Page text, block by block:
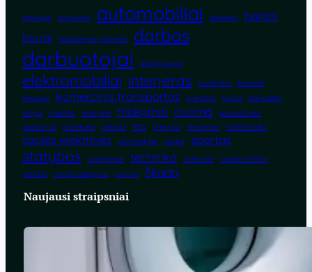
apsauga autobusai automobiliai baidarės
baldai
biurai
buhalterinė apskaita darbas
darbuotojai darbų sauga
elektromobiliai interjeras juvelyrika
kaminai
kelionės
komercinis transportas krepšinis kursai
laikrodžiai
langai
maistas mokykla mokymai nuoma
parduotuvės
paslaugos
patiekalai pirkiniai POS prekyba remontas santechnika
saulės elektrinės savivaldybė skolos sportas
statybos supirkimas technika traktoriai
vandens filtrai
vanduo
verslo valdymas virtuvė Škoda
Naujausi straipsniai